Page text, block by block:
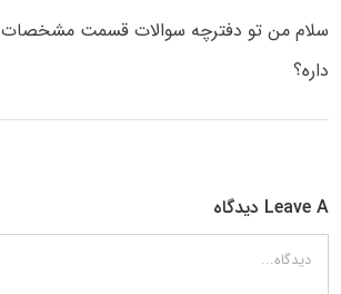
سلام من تو دفترچه سوالات قسمت مشخصات
داره؟
Leave A دیدگاه
دیدگاه